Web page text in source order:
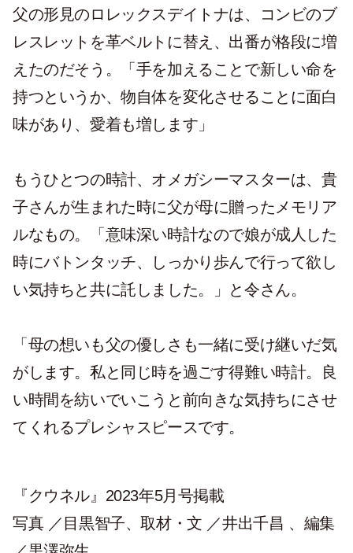
父の形見のロレックスデイトナは、コンビのブ
レスレットを革ベルトに替え、出番が格段に増
えたのだそう。「手を加えることで新しい命を
持つというか、物自体を変化させることに面白
味があり、愛着も増します」
もうひとつの時計、オメガシーマスターは、貴
子さんが生まれた時に父が母に贈ったメモリア
ルなもの。「意味深い時計なので娘が成人した
時にバトンタッチ、しっかり歩んで行って欲し
い気持ちと共に託しました。」と令さん。
「母の想いも父の優しさも一緒に受け継いだ気
がします。私と同じ時を過ごす得難い時計。良
い時間を紡いでいこうと前向きな気持ちにさせ
てくれるプレシャスピースです。
『クウネル』2023年5月号掲載
写真 ／目黒智子、取材・文 ／井出千昌 、編集